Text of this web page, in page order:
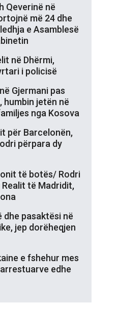
Qeverinë në
më 24 dhe
e Asamblesë
në Dhërmi,
i policisë
Gjermani pas
humbin jetën në
nga Kosova
për Barcelonën,
përpara dy
të botës/ Rodri
Realit të Madridit,
pasaktësi në
jep dorëheqjen
e fshehur mes
edhe